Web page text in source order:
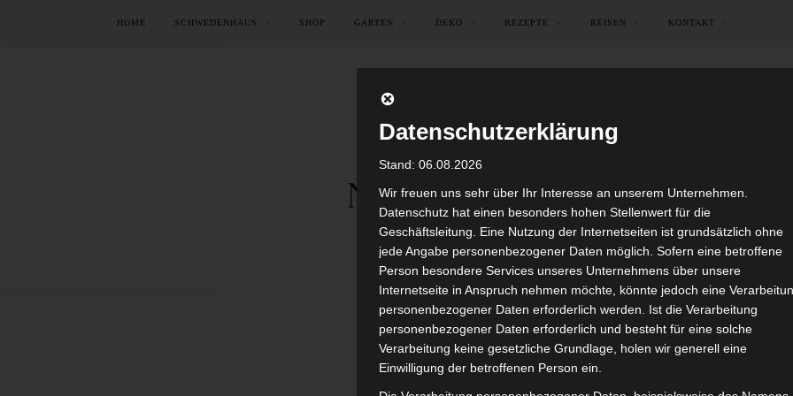
HOME SCHWEDENHAUS SHOP GARTEN DEKO REZEPTE REISEN KONTAKT
FRÜHLING GEMÜSEGARTEN
Datenschutzerklärung
Stand: 06.08.2026
Wir freuen uns sehr über Ihr Interesse an unserem Unternehmen.
Datenschutz hat einen besonders hohen Stellenwert für die
Geschäftsleitung. Eine Nutzung der Internetseiten ist grundsätzlich ohne
jede Angabe personenbezogener Daten möglich. Sofern eine betroffene
Person besondere Services unseres Unternehmens über unsere
Internetseite in Anspruch nehmen möchte, könnte jedoch eine
personenbezogener Daten erforderlich werden. Ist die Verarbeitung
personenbezogener Daten erforderlich und besteht für eine solche
Verarbeitung keine gesetzliche Grundlage, holen wir generell eine
Einwilligung der betroffenen Person ein.